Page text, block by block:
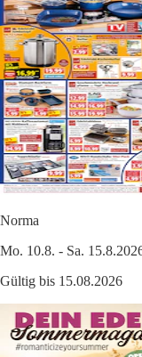
Norma
Mo. 10.8. - Sa.
Gültig bis 15.08.2026